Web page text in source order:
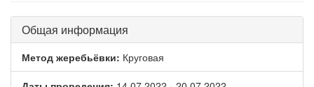
Общая информация
Метод жеребьёвки: Круговая